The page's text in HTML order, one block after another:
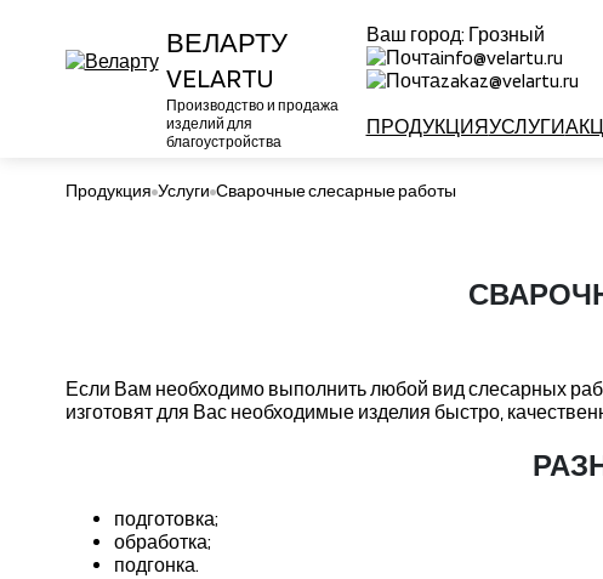
ВЕЛАРТУ
VELARTU
Производство и продажа
изделий для
благоустройства
Ваш город: Грозный
info@velartu.ru
zakaz@velartu.ru
ПРОДУКЦИЯУСЛУГИ
Продукция Услуги Сварочные слесарные работы
Если Вам необходимо выполнить любой вид слесарных
изготовят для Вас необходимые изделия быстро,
подготовка;
обработка;
подгонка.